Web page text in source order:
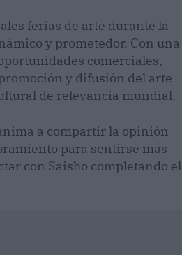
ferias de arte durante la
y prometedor. Con una
comerciales,
y difusión del arte
de relevancia mundial.
a compartir la opinión
para sentirse más
con Saisho completando el